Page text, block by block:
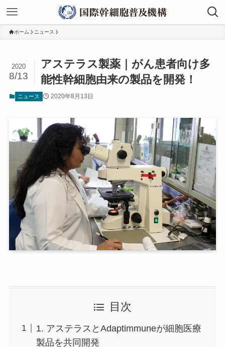
ホーム ニュース
アステラス製薬｜がん患者向け多
能性幹細胞由来の製品を開発！
2020
8/13
ニュース 2020年8月13日
目次
1. アステラスとAdaptimmuneが細胞医療
製品を共同開発